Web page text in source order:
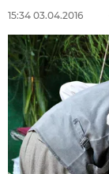
15:34 03.04.2016